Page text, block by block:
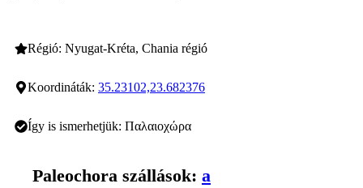
Régió: Nyugat-Kréta, Chania régió
Koordináták: 35.23102,23.682376
Így is ismerhetjük: Παλαιοχώρα
Paleochora szállások: a